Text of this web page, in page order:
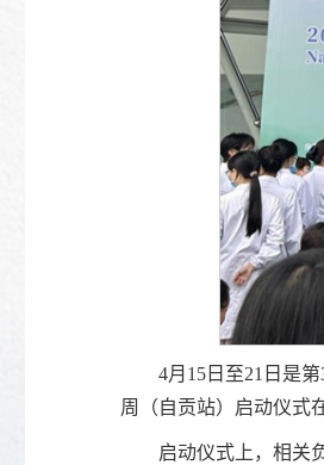
4月15日至21日是
周（自贡站）启动仪式
启动仪式上，相关